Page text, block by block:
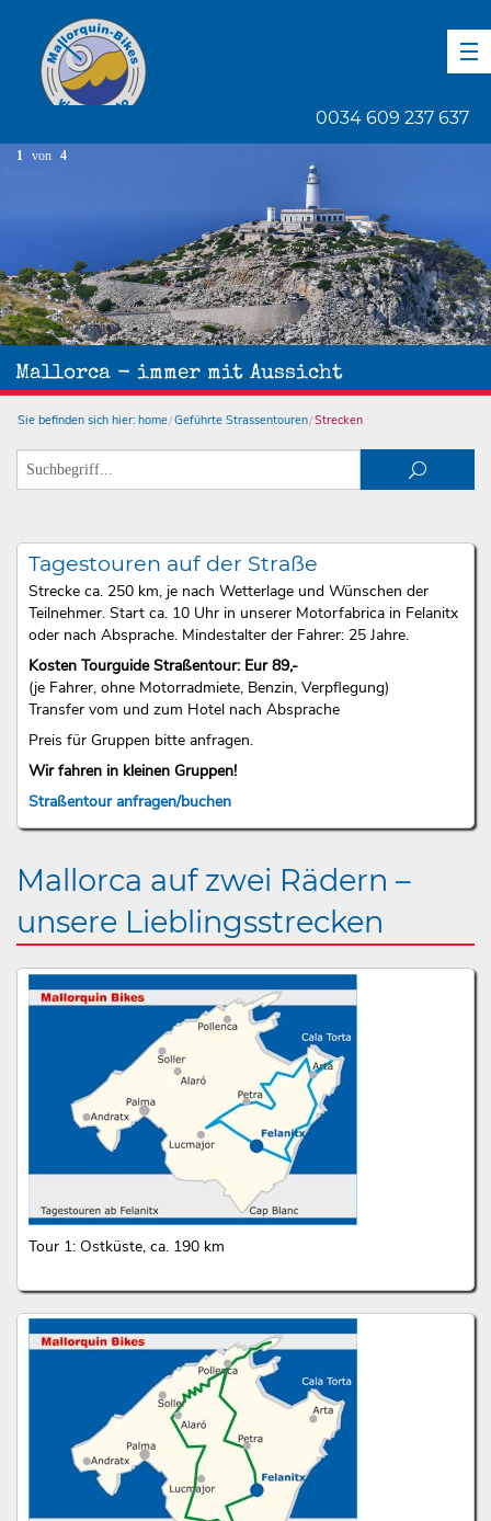
0034 609 237 637
Mallorca - immer mit Aussicht
1 von 4
Sie befinden sich hier: home Geführte Strassentouren Strecken
Tagestouren auf der Straße
Strecke ca. 250 km, je nach Wetterlage und Wünschen der
Teilnehmer. Start ca. 10 Uhr in unserer Motorfabrica in Felanitx
oder nach Absprache. Mindestalter der Fahrer: 25 Jahre.
Kosten Tourguide Straßentour: Eur 89,-
(je Fahrer, ohne Motorradmiete, Benzin, Verpflegung)
Transfer vom und zum Hotel nach Absprache
Preis für Gruppen bitte anfragen.
Wir fahren in kleinen Gruppen!
Straßentour anfragen/buchen
Mallorca auf zwei Rädern –
unsere Lieblingsstrecken
Tour 1: Ostküste, ca. 190 km